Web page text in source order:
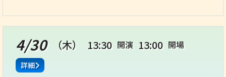
4/30 （木） 13:30 開演 13:00 開場
詳細